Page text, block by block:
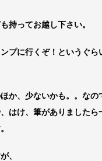
持ってお越し下さい。
プに行くぞ！というぐら
か、少ないかも。。なの
はけ、筆がありましたら
、